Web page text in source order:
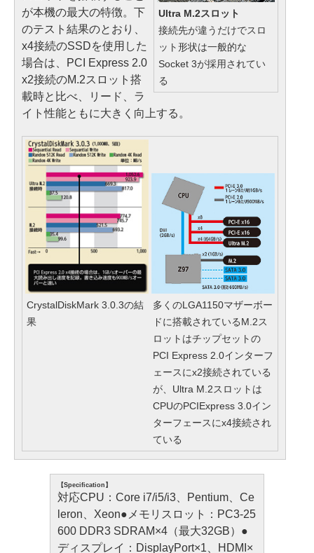
Ultra M.2スロット
接続先が違うだけでスロ
ット形状は一般的な
Socket 3が採用されてい
る
が本機の最大の特徴。下
のテスト結果のとおり、
x4接続のSSDを使用した
場合は、PCI Express 2.0
x2接続のM.2スロット搭
載時と比べ、リード、ラ
イト性能ともに大きく向上する。
CrystalDiskMark 3.0.3の結
果
多くのLGA1150マザーボー
ドに搭載されているM.2ス
ロットはチップセットの
PCI Express 2.0インターフ
ェースにx2接続されている
が、Ultra M.2スロットは
CPUのPCIExpress 3.0イン
ターフェースにx4接続され
ている
【Specification】
対応CPU：Core i7/i5/i3、Pentium、Ce
leron、Xeon●メモリスロット：PC3-25
600 DDR3 SDRAM×4（最大32GB）●
ディスプレイ：DisplayPort×1、HDMI×